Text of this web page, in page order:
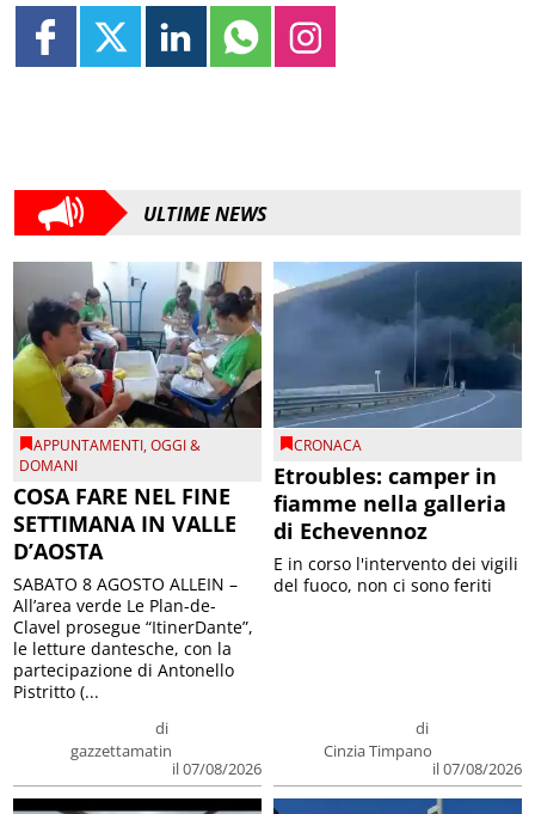
ULTIME NEWS
APPUNTAMENTI,OGGI &
DOMANI
COSA FARE NEL FINE
SETTIMANA IN VALLE
D’AOSTA
di
gazzettamatin
il 07/08/2026
SABATO 8 AGOSTO ALLEIN –
All’area verde Le Plan-de-
Clavel prosegue “ItinerDante”,
le letture dantesche, con la
partecipazione di Antonello
Pistritto (...
CRONACA
Etroubles: camper in
fiamme nella galleria
di Echevennoz
di
Cinzia Timpano
il 07/08/2026
E in corso l'intervento dei vigili
del fuoco, non ci sono feriti